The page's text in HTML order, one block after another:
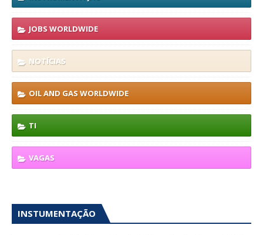
JOBS WORLDWIDE
NOTÍCIAS
OIL AND GAS WORLDWIDE
TI
VAGAS
INSTUMENTAÇÃO